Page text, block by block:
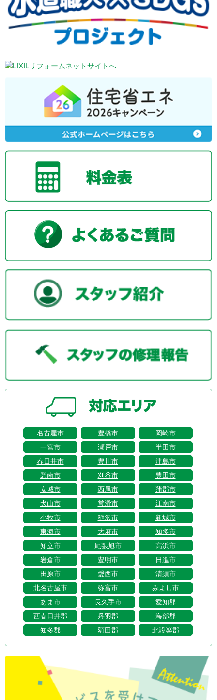
名古屋市 豊橋市
岡崎市
一宮市
瀬戸市
半田市
春日井市
豊川市
津島市
碧南市
刈谷市
豊田市
安城市
西尾市
蒲郡市
犬山市
常滑市
江南市
小牧市
稲沢市
新城市
東海市
大府市
知多市
知立市
尾張旭市
高浜市
岩倉市
豊明市
日進市
田原市
愛西市
清須市
北名古屋市
弥富市
みよし市
あま市
長久手市
愛知郡
西春日井郡
丹羽郡
海部郡
知多郡
額田郡 北設楽郡